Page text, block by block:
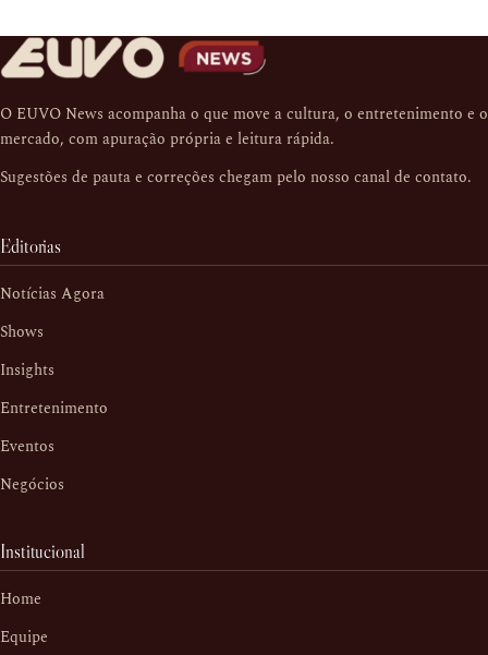
O EUVO News acompanha o que move a cultura, o entretenimento e o
mercado, com apuração própria e leitura rápida.
Sugestões de pauta e correções chegam pelo nosso canal de contato.
Editorias
Notícias Agora
Shows
Insights
Entretenimento
Eventos
Negócios
Institucional
Home
Equipe